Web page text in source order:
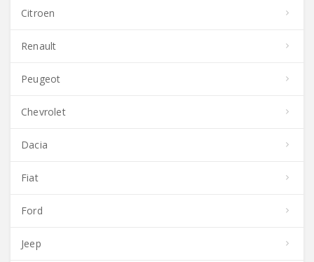
Citroen
Renault
Peugeot
Chevrolet
Dacia
Fiat
Ford
Jeep